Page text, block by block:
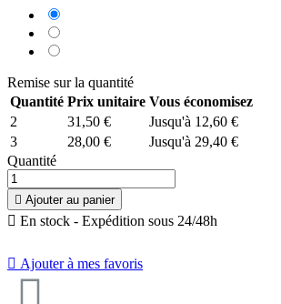
10/10(2 avis)
Remise sur la quantité
Quantité Prix unitaire Vous économisez
2
31,50 €
Jusqu'à 12,60 €
3
28,00 €
Jusqu'à 29,40 €
Quantité
 Ajouter au panier
 En stock - Expédition sous 24/48h
 Ajouter à mes favoris